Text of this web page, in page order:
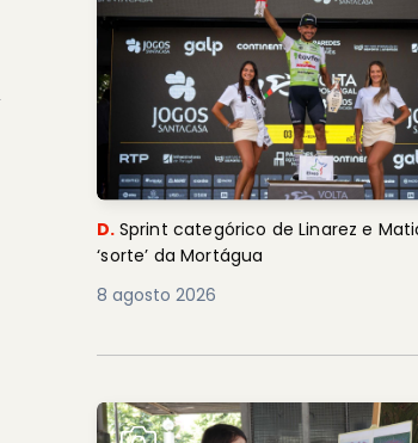
D. Sprint categórico de Linarez e
‘sorte’ da Mortágua
8 agosto 2026